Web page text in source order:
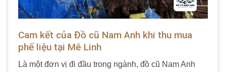
Cam kết của Đồ cũ Nam Anh khi thu mua
phế liệu tại Mê Linh
Là một đơn vị đi đầu trong ngành, đồ cũ Nam Anh